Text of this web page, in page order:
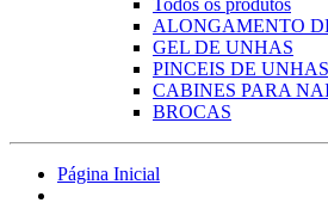
Todos os produtos
ALONGAMENTO
GEL DE UNHAS
PINCEIS DE UNHAS
CABINES PARA
BROCAS
Página Inicial